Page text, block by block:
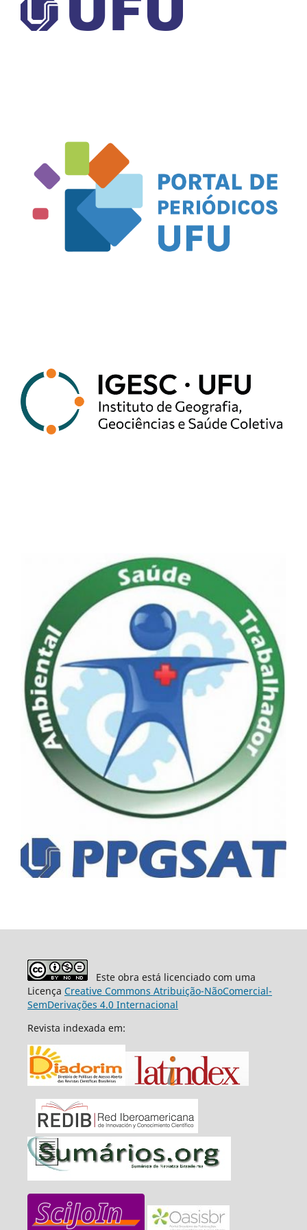
Este obra está licenciado com uma
Licença Creative Commons Atribuição-NãoComercial-
SemDerivações 4.0 Internacional
Revista indexada em: